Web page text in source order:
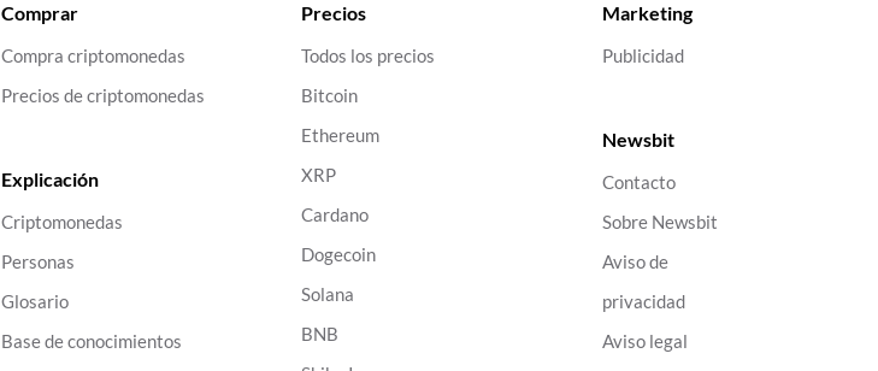
Comprar
Compra criptomonedas
Precios de criptomonedas
Explicación
Criptomonedas
Personas
Glosario
Base de conocimientos
Precios
Todos los precios
Bitcoin
Ethereum
XRP
Cardano
Dogecoin
Solana
BNB
Marketing
Publicidad
Newsbit
Contacto
Sobre Newsbit
Aviso de
privacidad
Aviso legal